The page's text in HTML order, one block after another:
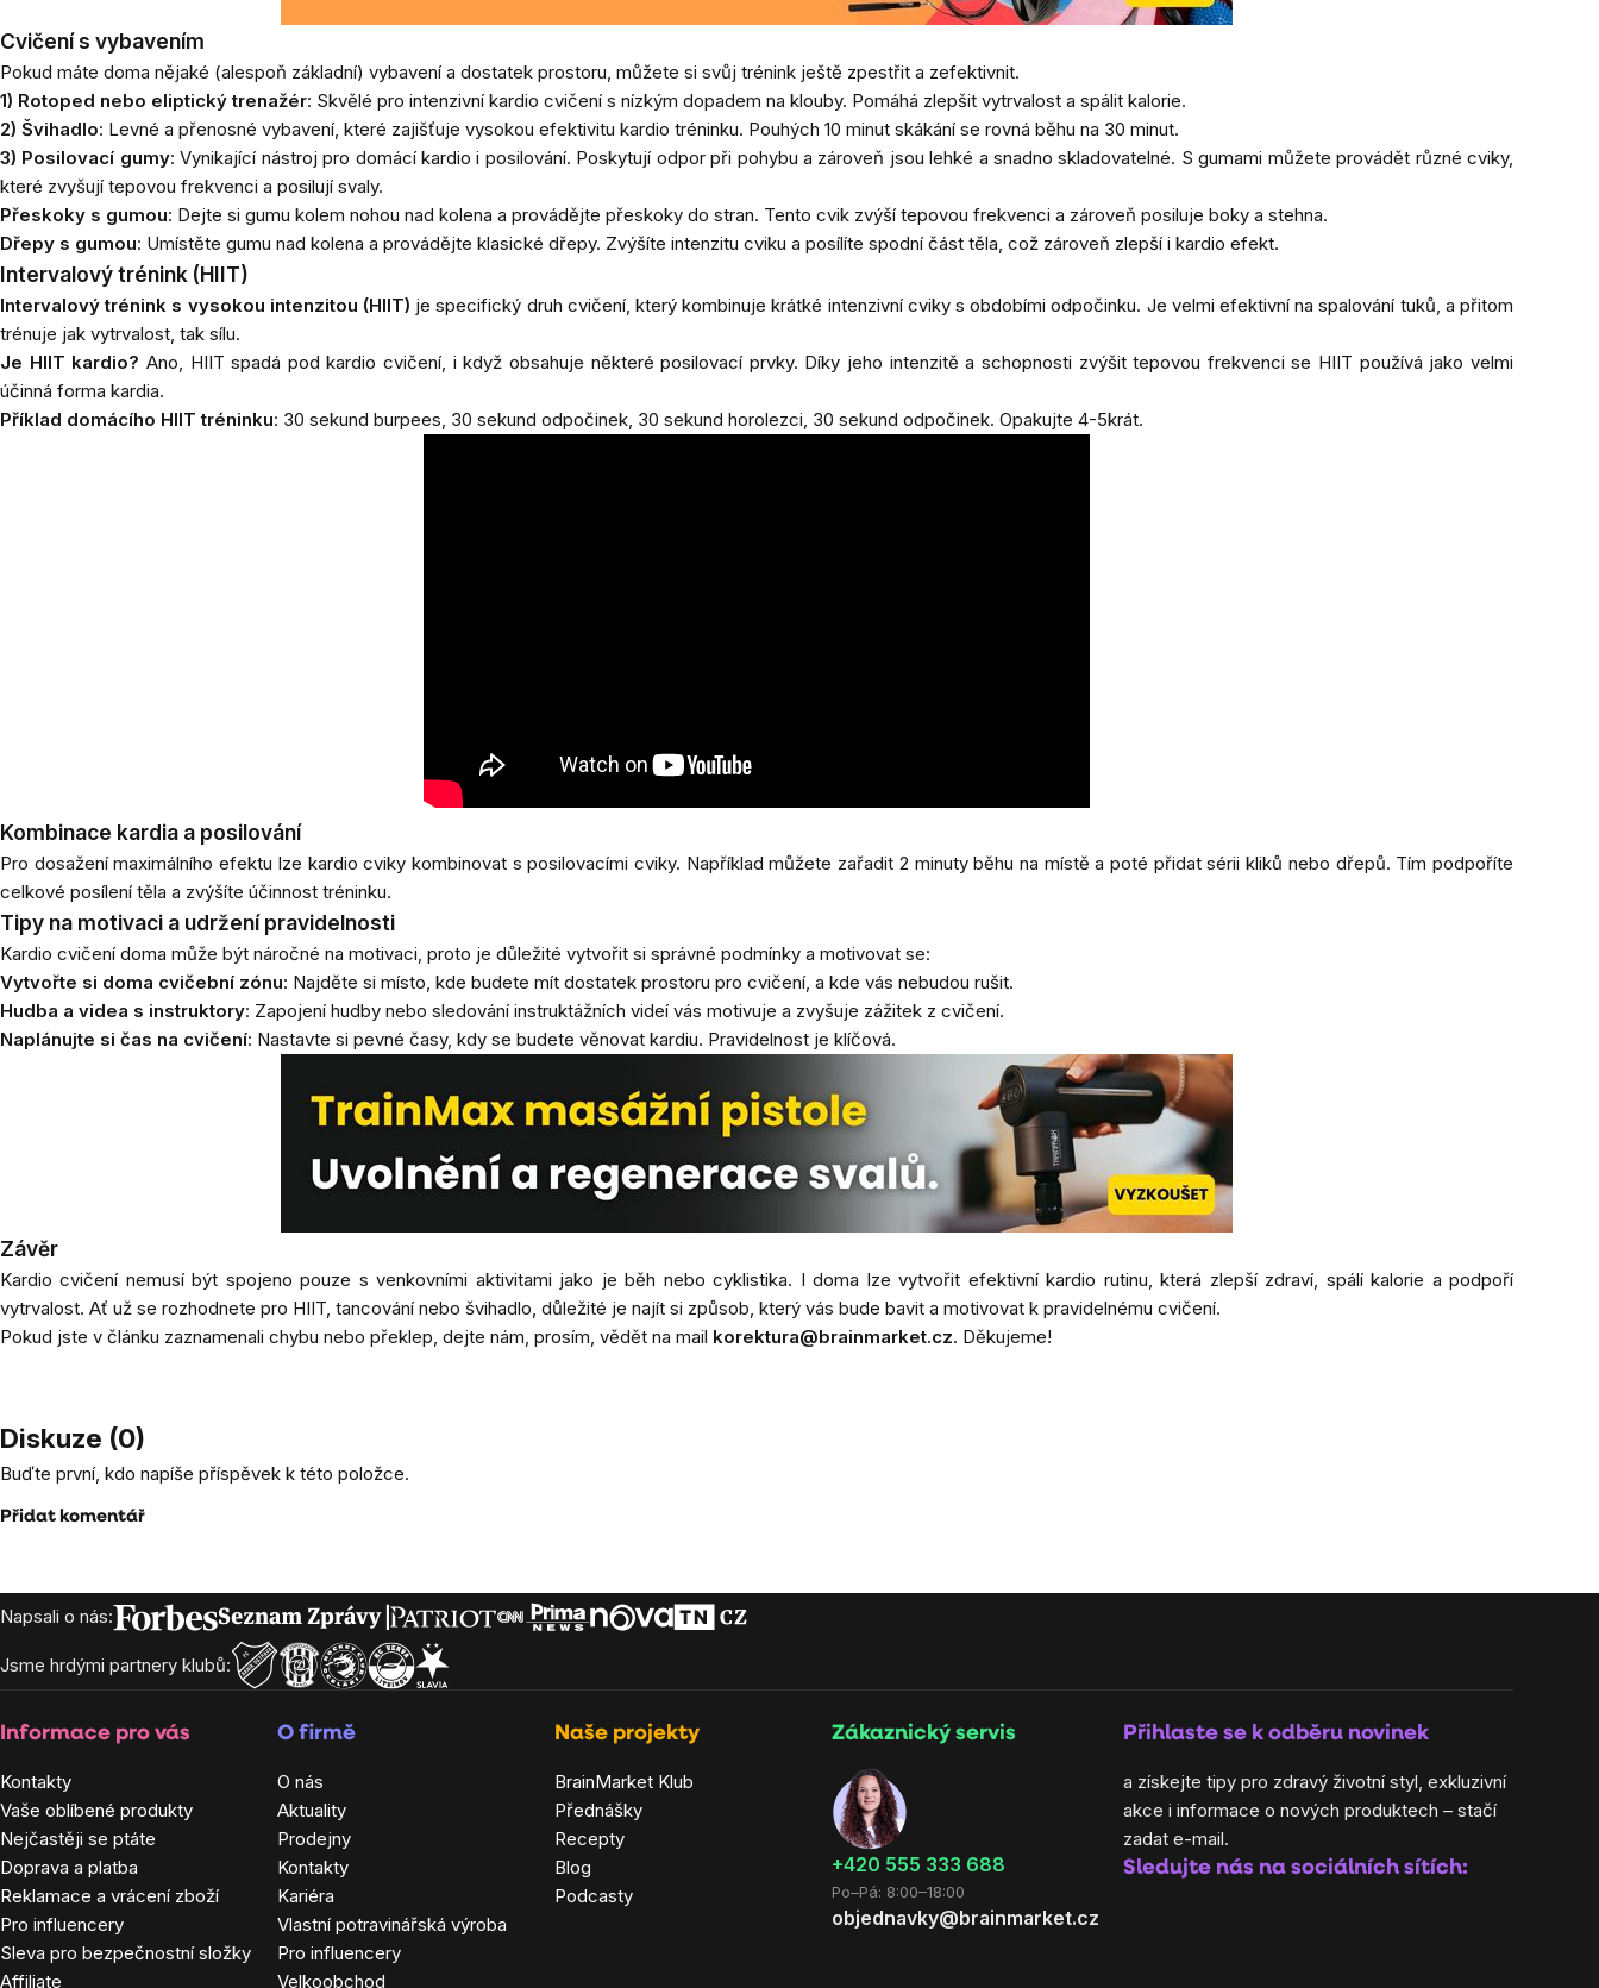
Cvičení s vybavením
Pokud máte doma nějaké (alespoň základní) vybavení a dostatek prostoru, můžete si svůj trénink ještě zpestřit a zefektivnit.
1) Rotoped nebo eliptický trenažér: Skvělé pro intenzivní kardio cvičení s nízkým dopadem na klouby. Pomáhá zlepšit vytrvalost a spálit kalorie.
2) Švihadlo: Levné a přenosné vybavení, které zajišťuje vysokou efektivitu kardio tréninku. Pouhých 10 minut skákání se rovná běhu na 30 minut.
3) Posilovací gumy: Vynikající nástroj pro domácí kardio i posilování. Poskytují odpor při pohybu a zároveň jsou lehké a snadno skladovatelné. S gumami můžete provádět různé cviky,
které zvyšují tepovou frekvenci a posilují svaly.
Přeskoky s gumou: Dejte si gumu kolem nohou nad kolena a provádějte přeskoky do stran. Tento cvik zvýší tepovou frekvenci a zároveň posiluje boky a stehna.
Dřepy s gumou: Umístěte gumu nad kolena a provádějte klasické dřepy. Zvýšíte intenzitu cviku a posílíte spodní část těla, což zároveň zlepší i kardio efekt.
Intervalový trénink (HIIT)
Intervalový trénink s vysokou intenzitou (HIIT) je specifický druh cvičení, který kombinuje krátké intenzivní cviky s obdobími odpočinku. Je velmi efektivní na spalování tuků, a přitom
trénuje jak vytrvalost, tak sílu.
Je HIIT kardio? Ano, HIIT spadá pod kardio cvičení, i když obsahuje některé posilovací prvky. Díky jeho intenzitě a schopnosti zvýšit tepovou frekvenci se HIIT používá jako velmi
účinná forma kardia.
Příklad domácího HIIT tréninku: 30 sekund burpees, 30 sekund odpočinek, 30 sekund horolezci, 30 sekund odpočinek. Opakujte 4-5krát.
Kombinace kardia a posilování
Pro dosažení maximálního efektu lze kardio cviky kombinovat s posilovacími cviky. Například můžete zařadit 2 minuty běhu na místě a poté přidat sérii kliků nebo dřepů. Tím podpoříte
celkové posílení těla a zvýšíte účinnost tréninku.
Tipy na motivaci a udržení pravidelnosti
Kardio cvičení doma může být náročné na motivaci, proto je důležité vytvořit si správné podmínky a motivovat se:
Vytvořte si doma cvičební zónu: Najděte si místo, kde budete mít dostatek prostoru pro cvičení, a kde vás nebudou rušit.
Hudba a videa s instruktory: Zapojení hudby nebo sledování instruktážních videí vás motivuje a zvyšuje zážitek z cvičení.
Naplánujte si čas na cvičení: Nastavte si pevné časy, kdy se budete věnovat kardiu. Pravidelnost je klíčová.
Závěr
Kardio cvičení nemusí být spojeno pouze s venkovními aktivitami jako je běh nebo cyklistika. I doma lze vytvořit efektivní kardio rutinu, která zlepší zdraví, spálí kalorie a podpoří
vytrvalost. Ať už se rozhodnete pro HIIT, tancování nebo švihadlo, důležité je najít si způsob, který vás bude bavit a motivovat k pravidelnému cvičení.
Pokud jste v článku zaznamenali chybu nebo překlep, dejte nám, prosím, vědět na mail korektura@brainmarket.cz. Děkujeme!
Diskuze (0)
Buďte první, kdo napíše příspěvek k této položce.
Přidat komentář
Zápatí
Napsali o nás:
Jsme hrdými partnery klubů:
Informace pro vás
Kontakty
Vaše oblíbené produkty
Nejčastěji se ptáte
Doprava a platba
Reklamace a vrácení zboží
Pro influencery
Sleva pro bezpečnostní složky
Affiliate
O firmě
O nás
Aktuality
Prodejny
Kontakty
Kariéra
Vlastní potravinářská výroba
Pro influencery
Velkoobchod
Naše projekty
BrainMarket Klub
Přednášky
Recepty
Blog
Podcasty
Zákaznický servis
‭+420 555 333 688
Po–Pá: 8:00–18:00
objednavky@brainmarket.cz
Přihlaste se k odběru novinek
a získejte tipy pro zdravý životní styl, exkluzivní
akce i informace o nových produktech – stačí
zadat e-mail.
Sledujte nás na sociálních sítích: